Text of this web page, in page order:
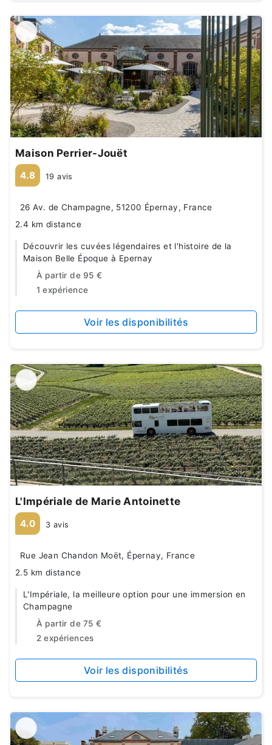
Maison Perrier-Jouët
4.8 19 avis
26 Av. de Champagne, 51200 Épernay, France
2.4 km distance
Découvrir les cuvées légendaires et l'histoire de la
Maison Belle Époque à Epernay
À partir de 95 €
1 expérience
Voir les disponibilités
L'Impériale de Marie Antoinette
4.0 3 avis
Rue Jean Chandon Moët, Épernay, France
2.5 km distance
L'Impériale, la meilleure option pour une immersion en
Champagne
À partir de 75 €
2 expériences
Voir les disponibilités